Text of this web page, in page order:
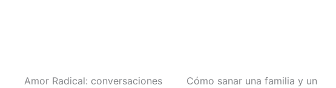
Amor Radical: conversaciones
Cómo sanar una familia y un